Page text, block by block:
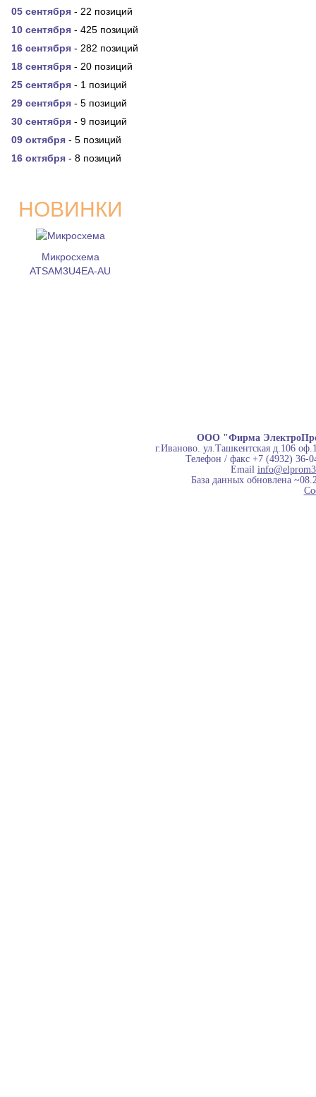
05 сентября - 22 позиций
10 сентября - 425 позиций
16 сентября - 282 позиций
18 сентября - 20 позиций
25 сентября - 1 позиций
29 сентября - 5 позиций
30 сентября - 9 позиций
09 октября - 5 позиций
16 октября - 8 позиций
НОВИНКИ
Микросхема
ATSAM3U4EA-AU
ООО "Фирма
г.Иваново. ул.Ташкентская д.106
Телефон / факс +7 (4932) 36-
Email
База данных обновлена